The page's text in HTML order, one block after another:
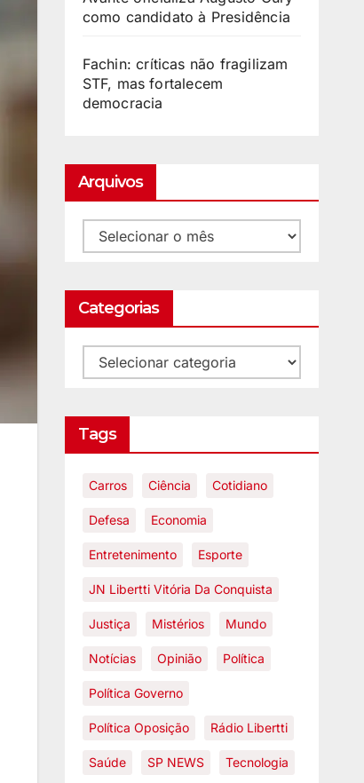
como candidato à Presidência
Fachin: críticas não fragilizam
STF, mas fortalecem
democracia
Arquivos
Categorias
Tags
Carros Ciência Cotidiano
Defesa Economia
Entretenimento Esporte
JN Libertti Vitória Da Conquista
Justiça Mistérios Mundo
Notícias Opinião Política
Política Governo
Política Oposição Rádio Libertti
Saúde SP NEWS Tecnologia